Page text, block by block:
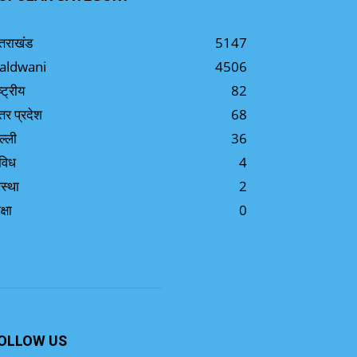
5147
4506
82
प्रदेश
68
36
4
2
0
US